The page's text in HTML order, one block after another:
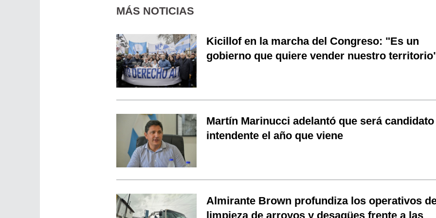
MÁS NOTICIAS
Kicillof en la marcha del Congreso: "Es un
gobierno que quiere vender nuestro
Martín Marinucci adelantó que será candidato
intendente el año que viene
Almirante Brown profundiza los operativos
limpieza de arroyos y desagües frente a las